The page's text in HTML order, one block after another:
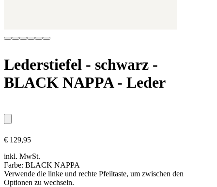
Lederstiefel - schwarz -
BLACK NAPPA - Leder
€ 129,95
inkl. MwSt.
Farbe: BLACK NAPPA
Verwende die linke und rechte Pfeiltaste, um zwischen den
Optionen zu wechseln.